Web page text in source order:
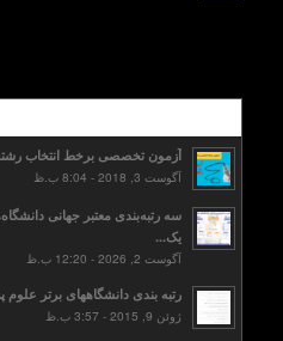
آزمون تخصصی برخط انتخاب
آگوست 3, 2018 - 8:04 ب.ظ
سه رتبه‌بندی معتبر جهانی
یک...
آگوست 2, 2026 - 12:20 ب.ظ
رتبه بندی دانشگاههای برتر
ژوئن 9, 2015 - 3:57 ب.ظ